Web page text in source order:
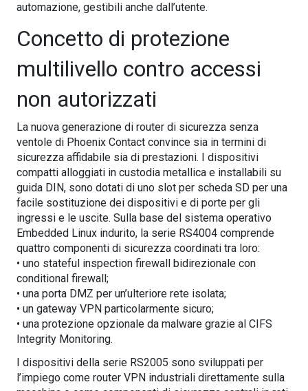
automazione, gestibili anche dall’utente.
Concetto di protezione
multilivello contro accessi
non autorizzati
La nuova generazione di router di sicurezza senza
ventole di Phoenix Contact convince sia in termini di
sicurezza affidabile sia di prestazioni. I dispositivi
compatti alloggiati in custodia metallica e installabili su
guida DIN, sono dotati di uno slot per scheda SD per una
facile sostituzione dei dispositivi e di porte per gli
ingressi e le uscite. Sulla base del sistema operativo
Embedded Linux indurito, la serie RS4004 comprende
quattro componenti di sicurezza coordinati tra loro:
• uno stateful inspection firewall bidirezionale con
conditional firewall;
• una porta DMZ per un’ulteriore rete isolata;
• un gateway VPN particolarmente sicuro;
• una protezione opzionale da malware grazie al CIFS
Integrity Monitoring.
I dispositivi della serie RS2005 sono sviluppati per
l’impiego come router VPN industriali direttamente sulla